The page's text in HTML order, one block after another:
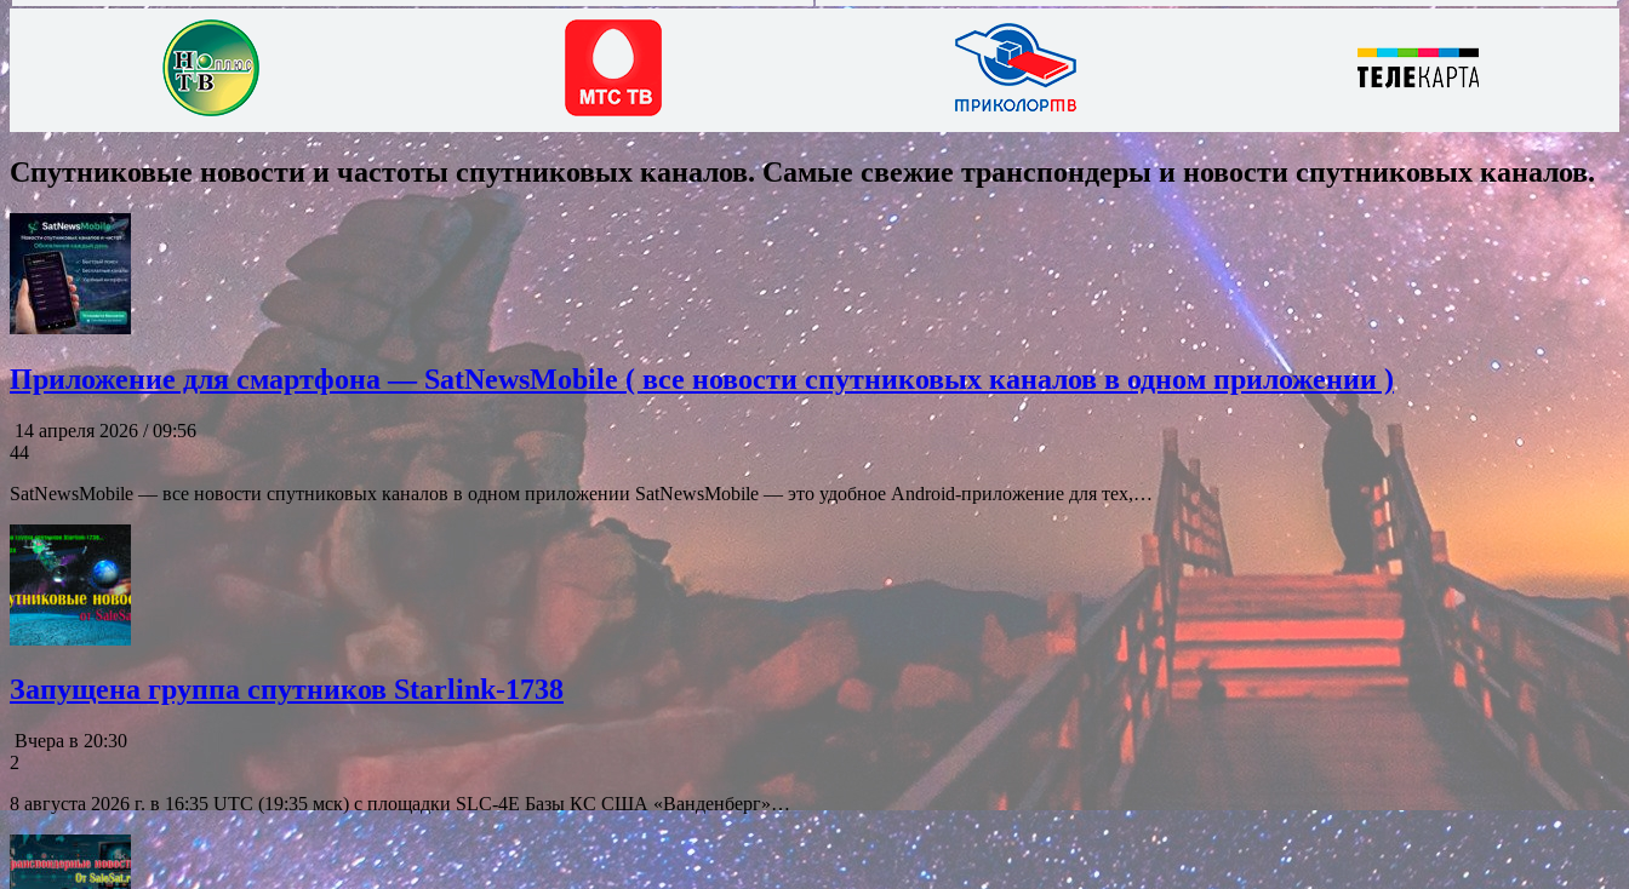
Спутниковые новости и частоты спутниковых каналов. Самые свежие транспондеры и новости спутниковых каналов.
Приложение для смартфона — SatNewsMobile ( все новости спутниковых каналов в одном приложении )
14 апреля 2026 / 09:56
44
SatNewsMobile — все новости спутниковых каналов в одном приложении SatNewsMobile — это удобное Android-приложение для тех,…
Запущена группа спутников Starlink-1738
Вчера в 20:30
2
8 августа 2026 г. в 16:35 UTC (19:35 мск) с площадки SLC-4E Базы КС США «Ванденберг»…